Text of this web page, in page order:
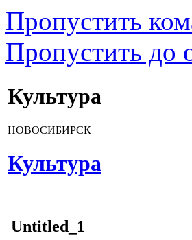
Пропустить
Пропустить до
Культура
НОВОСИБИРСК
Культура
Untitled_1